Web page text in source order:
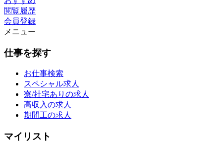
閲覧履歴
会員登録
メニュー
仕事を探す
お仕事検索
スペシャル求人
寮/社宅ありの求人
高収入の求人
期間工の求人
マイリスト